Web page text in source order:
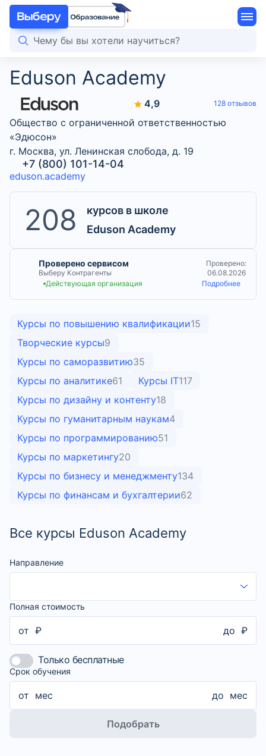
Eduson Academy
+7 (800) 101-14-04
4,9 128 отзывов
Общество с ограниченной ответственностью
«Эдюсон»
г. Москва, ул. Ленинская слобода, д. 19
eduson.academy
208
курсов в школе
Eduson Academy
Проверено сервисом
Выберу Контрагенты
Проверено:
06.08.2026
Действующая организация
Подробнее
Курсы по повышению квалификации15
Творческие курсы9
Курсы по саморазвитию35
Курсы по аналитике61 Курсы IT117
Курсы по дизайну и контенту18
Курсы по гуманитарным наукам4
Курсы по программированию51
Курсы по маркетингу20
Курсы по бизнесу и менеджменту134
Курсы по финансам и бухгалтерии62
Все курсы Eduson Academy
Направление
Полная стоимость
от ₽ до ₽
Только бесплатные
Срок обучения
от мес до мес
Подобрать